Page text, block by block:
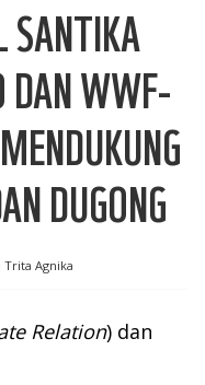
SANTIKA
DAN WWF-
DUGONG
Trita Agnika
Relation) dan